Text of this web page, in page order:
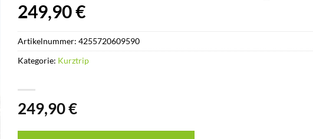
249,90 €
249,90€
Artikelnummer:4255720609590
Kategorie: Kurztrip